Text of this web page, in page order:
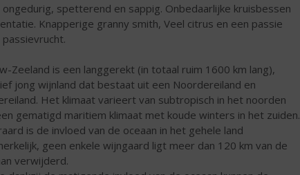
ongedurig, spetterend en sappig. Onbedaarlijke kruisbessen
Knapperige granny smith, Veel citrus en een passie
Zeeland is een langgerekt (in totaal ruim 1600 km lang),
jong wijnland dat bestaat uit een Noordereiland en
Het klimaat varieert van subtropisch in het noorden
gematigd maritiem klimaat met koude winters in het zuiden.
is de invloed van de oceaan in het gehele land
geen enkele wijngaard ligt meer dan 120 km van de
verwijderd.